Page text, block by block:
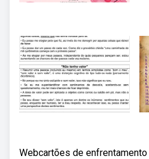
Webcartões de